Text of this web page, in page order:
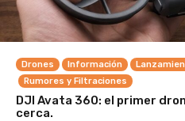
Drones Información
Rumores y Filtraciones
DJI Avata 360: el primer
cerca.